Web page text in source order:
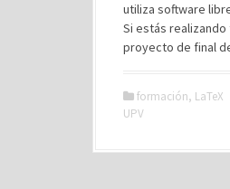
utiliza software
Si estás
proyecto de final
formación, LaTeX
UPV